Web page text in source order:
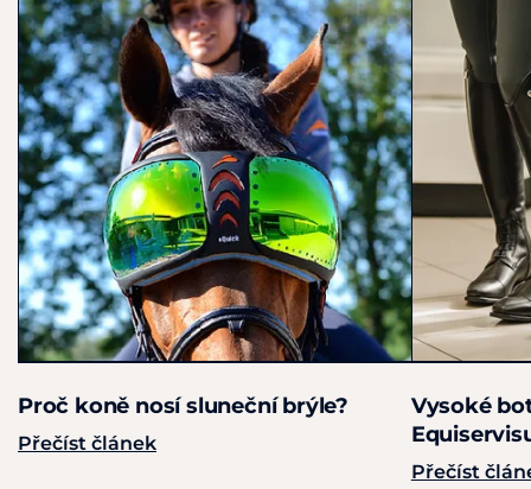
Proč koně nosí sluneční brýle?
Přečíst článek
Vysoké
Přečíst